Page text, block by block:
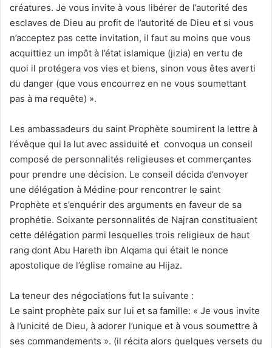
créatures. Je vous invite à vous libérer de l’autorité des
esclaves de Dieu au profit de l’autorité de Dieu et si vous
n’acceptez pas cette invitation, il faut au moins que vous
acquittiez un impôt à l’état islamique (jizia) en vertu de
quoi il protégera vos vies et biens, sinon vous êtes averti
du danger (que vous encourrez en ne vous soumettant
pas à ma requête) ».
Les ambassadeurs du saint Prophète soumirent la lettre à
l’évêque qui la lut avec assiduité et convoqua un conseil
composé de personnalités religieuses et commerçantes
pour prendre une décision. Le conseil décida d’envoyer
une délégation à Médine pour rencontrer le saint
Prophète et s’enquérir des arguments en faveur de sa
prophétie. Soixante personnalités de Najran constituaient
cette délégation parmi lesquelles trois religieux de haut
rang dont Abu Hareth ibn Alqama qui était le nonce
apostolique de l’église romaine au Hijaz.
La teneur des négociations fut la suivante :
Le saint prophète paix sur lui et sa famille: « Je vous invite
à l’unicité de Dieu, à adorer l’unique et à vous soumettre à
ses commandements ». (il récita alors quelques versets du